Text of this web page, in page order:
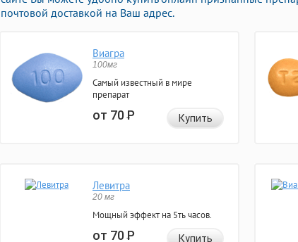
почтовой доставкой на Ваш адрес.
Виагра
100мг
Самый известный в мире
препарат
от 70Р Купить
Левитра
20 мг
Мощный эффект на 5ть часов.
от 70Р Купить